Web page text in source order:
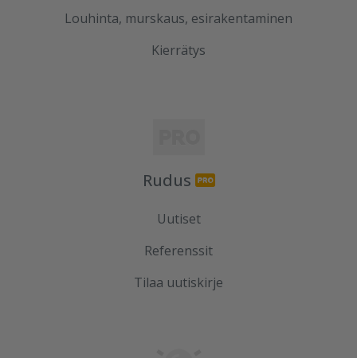
Louhinta, murskaus, esirakentaminen
Kierrätys
Rudus
Uutiset
Referenssit
Tilaa uutiskirje